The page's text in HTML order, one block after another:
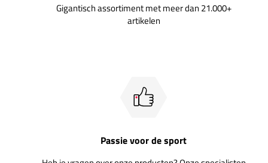
Gigantisch assortiment met meer dan 21.000+
artikelen
Passie voor de sport